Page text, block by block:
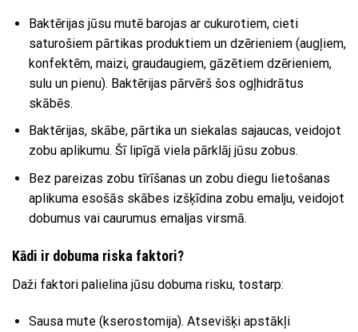
Baktērijas jūsu mutē barojas ar cukurotiem, cieti
saturošiem pārtikas produktiem un dzērieniem (augļiem,
konfektēm, maizi, graudaugiem, gāzētiem dzērieniem,
sulu un pienu). Baktērijas pārvērš šos ogļhidrātus
skābēs.
Baktērijas, skābe, pārtika un siekalas sajaucas, veidojot
zobu aplikumu. Šī lipīgā viela pārklāj jūsu zobus.
Bez pareizas zobu tīrīšanas un zobu diegu lietošanas
aplikuma esošās skābes izšķīdina zobu emalju, veidojot
dobumus vai caurumus emaljas virsmā.
Kādi ir dobuma riska faktori?
Daži faktori palielina jūsu dobuma risku, tostarp:
Sausa mute (kserostomija). Atsevišķi apstākļi